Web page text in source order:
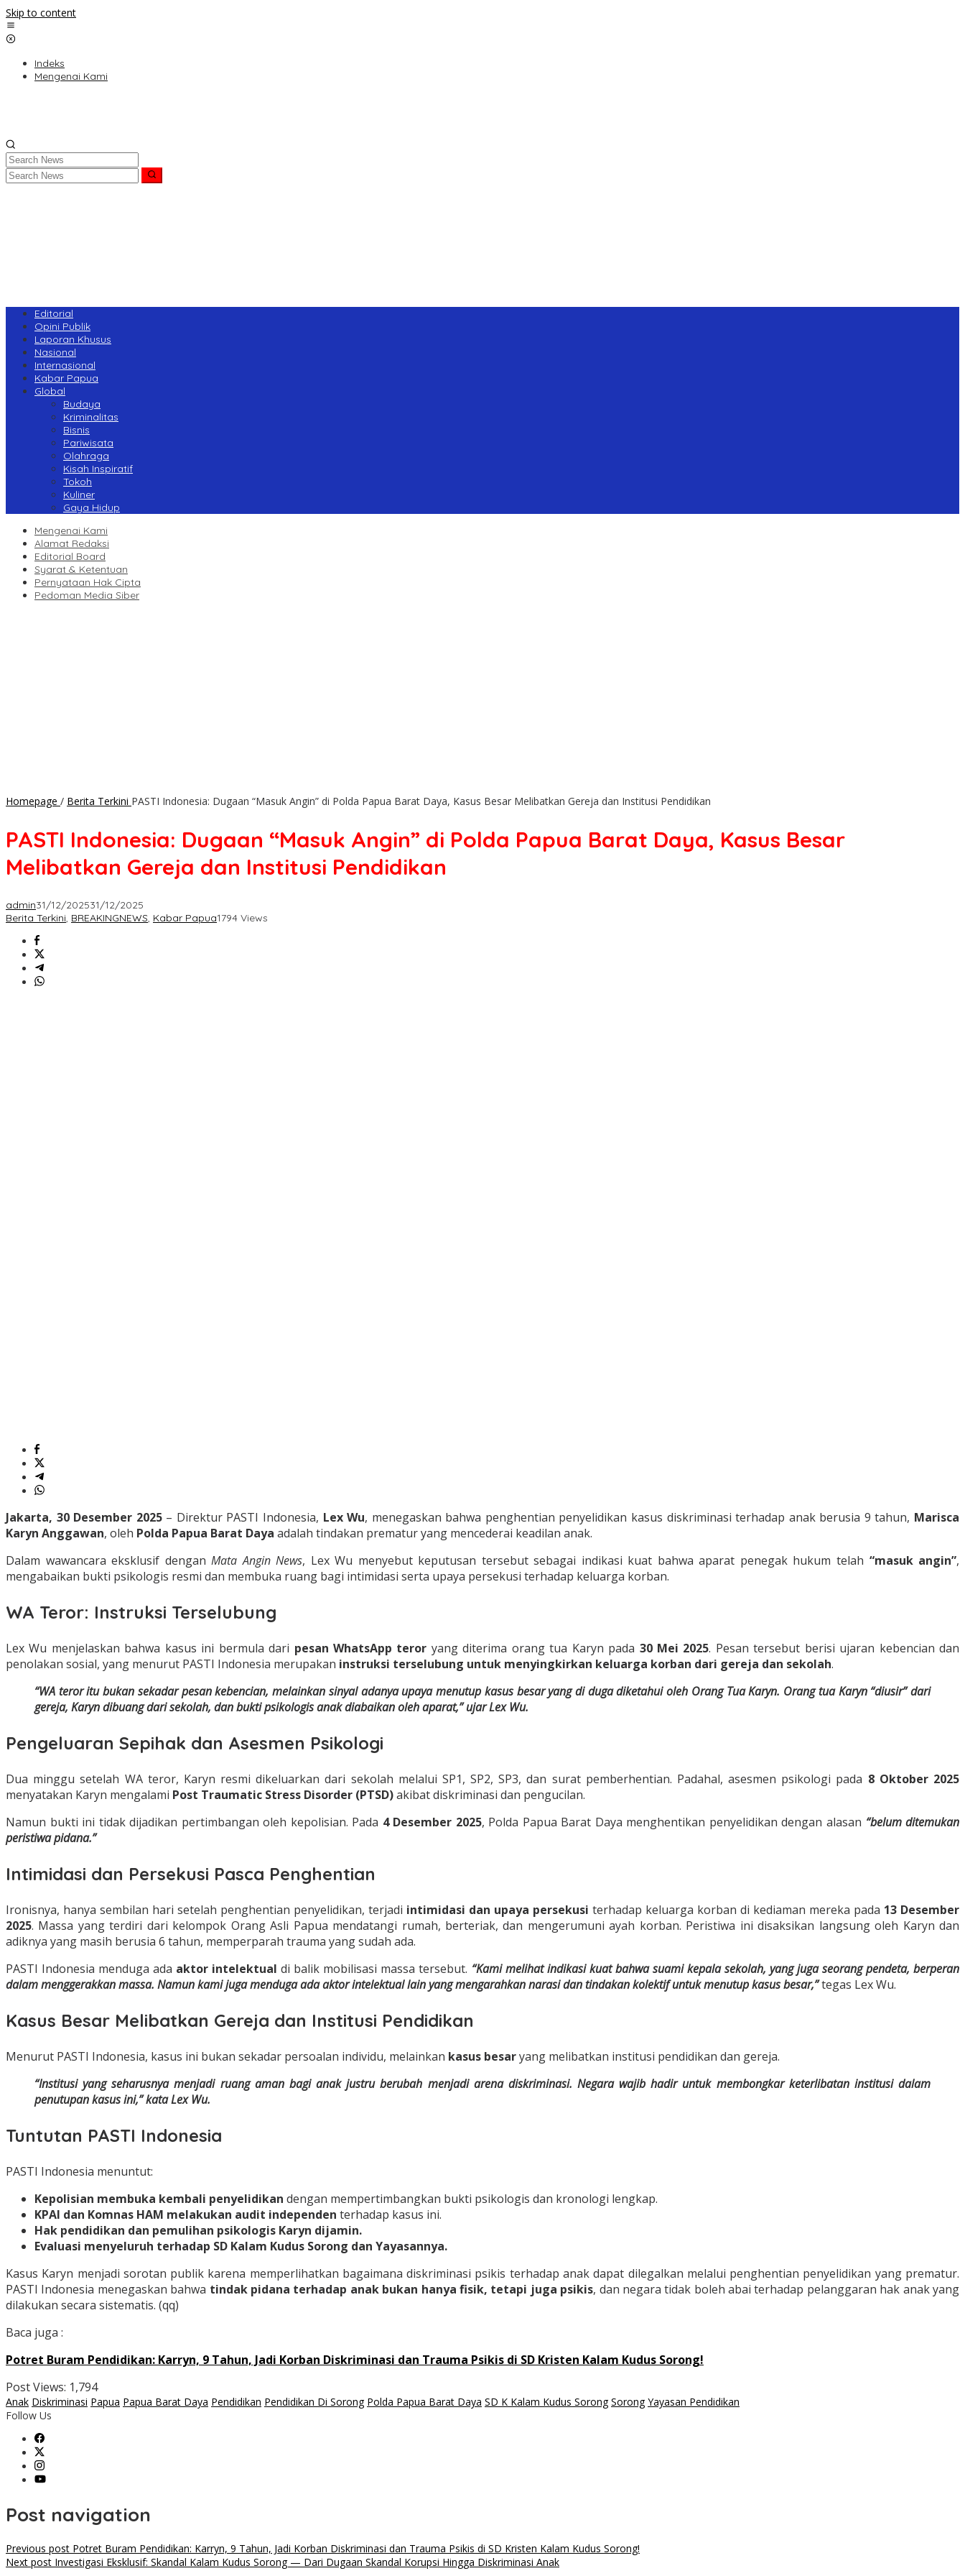
Skip to content
Indeks
Mengenai Kami
Editorial
Opini Publik
Laporan Khusus
Nasional
Internasional
Kabar Papua
Global
Budaya
Kriminalitas
Bisnis
Pariwisata
Olahraga
Kisah Inspiratif
Tokoh
Kuliner
Gaya Hidup
Mengenai Kami
Alamat Redaksi
Editorial Board
Syarat & Ketentuan
Pernyataan Hak Cipta
Pedoman Media Siber
Homepage / Berita Terkini PASTI Indonesia: Dugaan “Masuk Angin” di Polda Papua Barat Daya, Kasus Besar Melibatkan Gereja dan Institusi Pendidikan
PASTI Indonesia: Dugaan “Masuk Angin” di Polda Papua Barat Daya, Kasus Besar
Melibatkan Gereja dan Institusi Pendidikan
admin31/12/202531/12/2025
Berita Terkini, BREAKINGNEWS, Kabar Papua1794 Views
Jakarta, 30 Desember 2025– Direktur PASTI Indonesia, Lex Wu, menegaskan bahwa penghentian penyelidikan kasus diskriminasi terhadap anak berusia 9 tahun, Marisca
Karyn Anggawan, oleh Polda Papua Barat Daya adalah tindakan prematur yang mencederai keadilan anak.
Dalam wawancara eksklusif denganMata Angin News, Lex Wu menyebut keputusan tersebut sebagai indikasi kuat bahwa aparat penegak hukum telah “masuk angin”,
mengabaikan bukti psikologis resmi dan membuka ruang bagi intimidasi serta upaya persekusi terhadap keluarga korban.
WA Teror: Instruksi Terselubung
Lex Wu menjelaskan bahwa kasus ini bermula dari pesan WhatsApp teror yang diterima orang tua Karyn pada 30 Mei 2025. Pesan tersebut berisi ujaran kebencian dan
penolakan sosial, yang menurut PASTI Indonesia merupakan instruksi terselubung untuk menyingkirkan keluarga korban dari gereja dan sekolah.
“WA teror itu bukan sekadar pesan kebencian, melainkan sinyal adanya upaya menutup kasus besar yang di duga diketahui oleh Orang Tua Karyn. Orang tua Karyn “diusir” dari
gereja, Karyn dibuang dari sekolah, dan bukti psikologis anak diabaikan oleh aparat,” ujar Lex Wu.
Pengeluaran Sepihak dan Asesmen Psikologi
Dua minggu setelah WA teror, Karyn resmi dikeluarkan dari sekolah melalui SP1, SP2, SP3, dan surat pemberhentian. Padahal, asesmen psikologi pada 8 Oktober 2025
menyatakan Karyn mengalami Post Traumatic Stress Disorder (PTSD)akibat diskriminasi dan pengucilan.
Namun bukti ini tidak dijadikan pertimbangan oleh kepolisian. Pada 4 Desember 2025, Polda Papua Barat Daya menghentikan penyelidikan dengan alasan “belum ditemukan
peristiwa pidana.”
Intimidasi dan Persekusi Pasca Penghentian
Ironisnya, hanya sembilan hari setelah penghentian penyelidikan, terjadi intimidasi dan upaya persekusi terhadap keluarga korban di kediaman mereka pada 13 Desember
2025. Massa yang terdiri dari kelompok Orang Asli Papua mendatangi rumah, berteriak, dan mengerumuni ayah korban. Peristiwa ini disaksikan langsung oleh Karyn dan
adiknya yang masih berusia 6 tahun, memperparah trauma yang sudah ada.
PASTI Indonesia menduga ada aktor intelektual di balik mobilisasi massa tersebut. “Kami melihat indikasi kuat bahwa suami kepala sekolah, yang juga seorang pendeta, berperan
dalam menggerakkan massa. Namun kami juga menduga ada aktor intelektual lain yang mengarahkan narasi dan tindakan kolektif untuk menutup kasus besar,”tegas Lex Wu.
Kasus Besar Melibatkan Gereja dan Institusi Pendidikan
Menurut PASTI Indonesia, kasus ini bukan sekadar persoalan individu, melainkan kasus besaryang melibatkan institusi pendidikan dan gereja.
“Institusi yang seharusnya menjadi ruang aman bagi anak justru berubah menjadi arena diskriminasi. Negara wajib hadir untuk membongkar keterlibatan institusi dalam
penutupan kasus ini,” kata Lex Wu.
Tuntutan PASTI Indonesia
PASTI Indonesia menuntut:
Kepolisian membuka kembali penyelidikan dengan mempertimbangkan bukti psikologis dan kronologi lengkap.
KPAI dan Komnas HAM melakukan audit independen terhadap kasus ini.
Hak pendidikan dan pemulihan psikologis Karyn dijamin.
Evaluasi menyeluruh terhadap SD Kalam Kudus Sorong dan Yayasannya.
Kasus Karyn menjadi sorotan publik karena memperlihatkan bagaimana diskriminasi psikis terhadap anak dapat dilegalkan melalui penghentian penyelidikan yang prematur.
PASTI Indonesia menegaskan bahwa tindak pidana terhadap anak bukan hanya fisik, tetapi juga psikis, dan negara tidak boleh abai terhadap pelanggaran hak anak yang
dilakukan secara sistematis. (qq)
Baca juga :
Potret Buram Pendidikan: Karryn, 9 Tahun, Jadi Korban Diskriminasi dan Trauma Psikis di SD Kristen Kalam Kudus Sorong!
Post Views: 1,794
Anak Diskriminasi Papua Papua Barat Daya Pendidikan Pendidikan Di Sorong Polda Papua Barat Daya SD K Kalam Kudus Sorong Sorong Yayasan Pendidikan
Follow Us
Post navigation
Previous post Potret Buram Pendidikan: Karryn, 9 Tahun, Jadi Korban Diskriminasi dan Trauma Psikis di SD Kristen Kalam Kudus Sorong!
Next post Investigasi Eksklusif: Skandal Kalam Kudus Sorong — Dari Dugaan Skandal Korupsi Hingga Diskriminasi Anak